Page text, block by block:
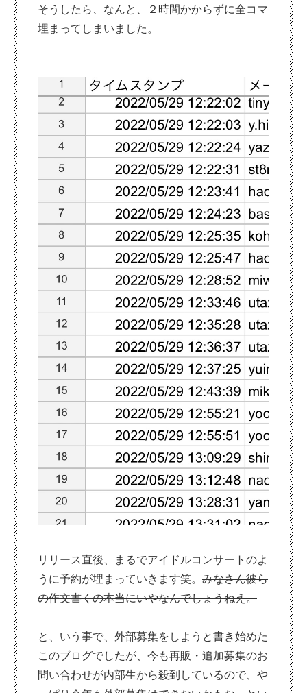
そうしたら、なんと、２時間かからずに全コマ
埋まってしまいました。
リリース直後、まるでアイドルコンサートのよ
うに予約が埋まっていきます笑。 みなさん彼ら
の作文書くの本当にいやなんでしょうねえ。
と、いう事で、外部募集をしようと書き始めた
このブログでしたが、今も再販・追加募集のお
問い合わせが内部生から殺到しているので、や